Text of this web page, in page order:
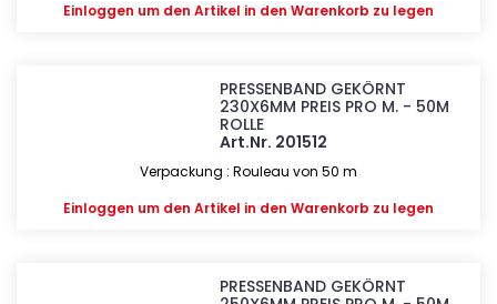
Einloggen um den Artikel in den Warenkorb zu legen
PRESSENBAND GEKÖRNT
230X6MM PREIS PRO M. - 50M
ROLLE
Art.Nr. 201512
Verpackung : Rouleau von 50 m
Einloggen um den Artikel in den Warenkorb zu legen
PRESSENBAND GEKÖRNT